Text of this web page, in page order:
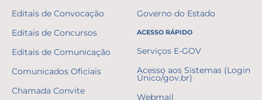
Editais de Convocação
Editais de Concursos
Editais de Comunicação
Comunicados Oficiais
Chamada Convite
Governo do Estado
ACESSO RÁPIDO
Serviços E-GOV
Acesso aos Sistemas (Login
Único/gov.br)
Webmail